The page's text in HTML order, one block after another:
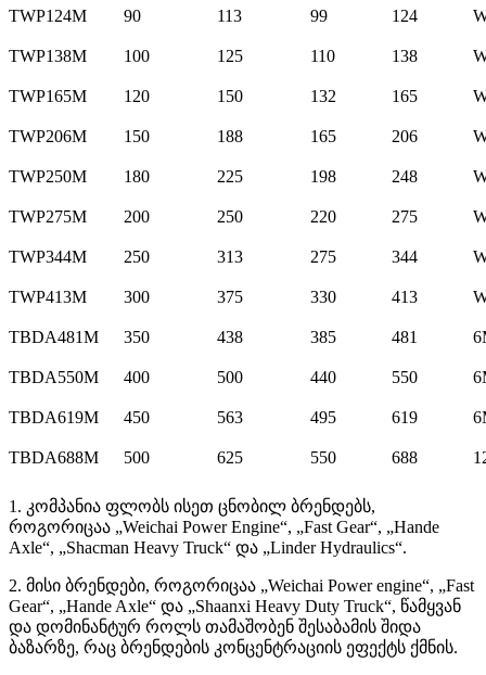
TWP124M 90 113 99 124
TWP138M 100 125 110 138
TWP165M 120 150 132 165
TWP206M 150 188 165 206
TWP250M 180 225 198 248
TWP275M 200 250 220 275
TWP344M 250 313 275 344
TWP413M 300 375 330 413
TBDA481M 350 438 385 481
TBDA550M 400 500 440 550
TBDA619M 450 563 495 619
TBDA688M 500 625 550 688
1. კომპანია ფლობს ისეთ ცნობილ ბრენდებს,
როგორიცაა „Weichai Power Engine“, „Fast Gear“, „Hande
Axle“, „Shacman Heavy Truck“ და „Linder Hydraulics“.
2. მისი ბრენდები, როგორიცაა „Weichai Power engine“, „Fast
Gear“, „Hande Axle“ და „Shaanxi Heavy Duty Truck“, წამყვან
და დომინანტურ როლს თამაშობენ შესაბამის შიდა
ბაზარზე, რაც ბრენდების კონცენტრაციის ეფექტს ქმნის.